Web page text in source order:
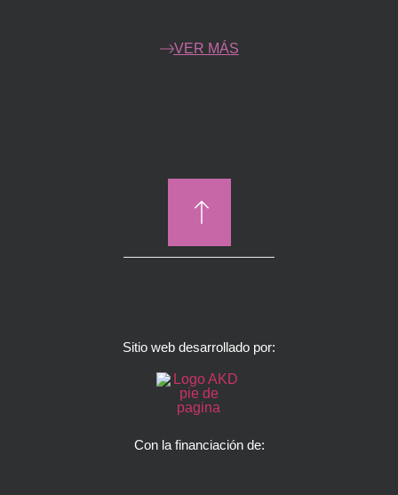
VER MÁS
Sitio web desarrollado por:
Con la financiación de: